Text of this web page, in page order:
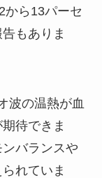
から13パーセ
もありま
波の温熱が血
待できま
バランスや
れていま